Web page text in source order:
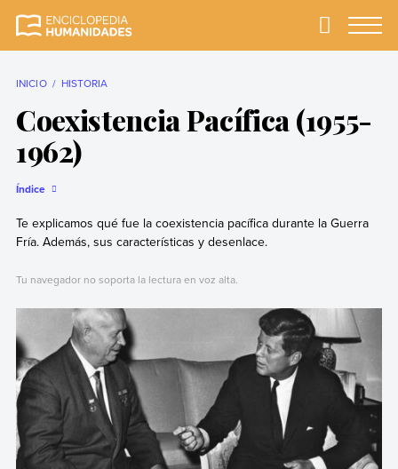
completa y más
Primary
INICIO HISTORIA
Coexistencia Pacífica (1955-
1962)
Índice
Te explicamos qué fue la coexistencia pacífica durante la Guerra
Fría. Además, sus características y desenlace.
Tu navegador no soporta la lectura en voz alta.